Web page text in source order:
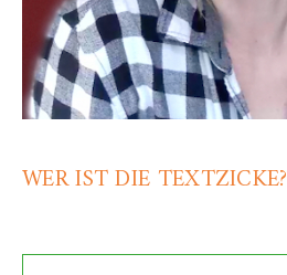
WER IST DIE TEXTZICKE?